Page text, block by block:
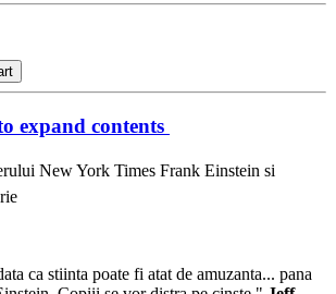
expand contents
New York Times Frank Einstein si
ca stiinta poate fi atat de amuzanta... pana